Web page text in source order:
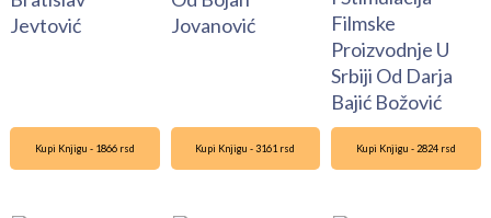
Jevtović
Jovanović
Filmske
Proizvodnje U
Srbiji Od Darja
Bajić Božović
Kupi Knjigu - 1866 rsd Kupi Knjigu - 3161 rsd Kupi Knjigu - 2824 rsd